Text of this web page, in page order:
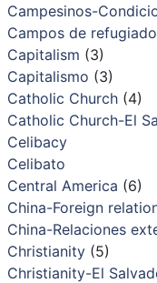
Campesinos-
Campos de
Capitalism (3)
Capitalismo (3)
Catholic Church(4)
Catholic Church-El
Celibacy
Celibato
Central America (6)
China-Foreign
China-Relaciones
Christianity(5)
Christianity-El